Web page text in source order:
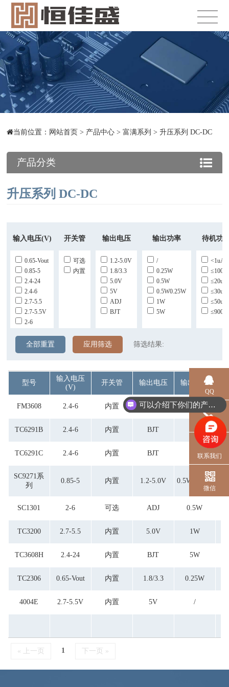
当前位置： 网站首页 > 产品中心 >富满系列 >升压系列 DC-DC
产品分类
升压系列 DC-DC
输入电压(V) 开关管 输出电压 输出功率 待机功
0.65-Vout
0.85-5
2.4-24
2.4-6
2.7-5.5
2.7-5.5V
2-6
可选
内置
1.2-5.0V
1.8/3.3
5.0V
5V
ADJ
BJT
/
0.25W
0.5W
0.5W0.25W
1W
5W
<1uA
≤20uA
≤30uA
≤50uA
全部重置 应用筛选 筛选结果:
型号
输入电压
(V)
开关管 输出电压 输出功率
FM3608 2.4-6 内置 BJT 5W
TC6291B 2.4-6 内置 BJT 5W
TC6291C 2.4-6 内置 BJT 5W
SC9271系
列
0.85-5 内置 1.2-5.0V 0.5W0.25W
SC1301 2-6 可选 ADJ 0.5W
TC3200 2.7-5.5 内置 5.0V 1W
TC3608H 2.4-24 内置 BJT 5W
TC2306 0.65-Vout 内置 1.8/3.3 0.25W
4004E 2.7-5.5V 内置 5V /
« 上一页 1 下一页 »
QQ
电话
联系我们
微信
可以介绍下你们的产品么？